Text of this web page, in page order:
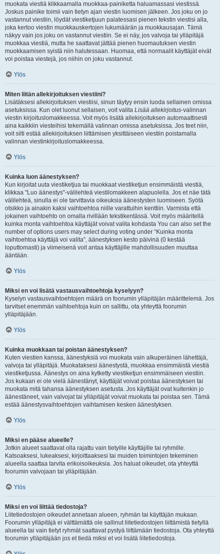
muokata viestiä klikkaamalla muokkaa-painiketta haluamassasi viestissä.
Joskus painike toimii vain tietyn ajan viestin luomisen jälkeen. Jos joku on jo
vastannut viestiin, löydät viestiketjuun palatessasi pienen tekstin viestisi alla,
joka kertoo viestin muokkauskertojen lukumäärän ja muokkausajan. Tämä
näkyy vain jos joku on vastannut viestiin. Se ei näy, jos valvoja tai ylläpitäjä
muokkaa viestiä, mutta he saattavat jättää pienen huomautuksen viestin
muokkaamisen syistä niin halutessaan. Huomaa, että normaalit käyttäjät eivät
voi poistaa viestejä, jos niihin on joku vastannut.
Ylös
Miten liitän allekirjoituksen viestiini?
Lisätäksesi allekirjoituksen viestiisi, sinun täytyy ensin luoda sellainen omissa
asetuksissa. Kun olet luonut sellaisen, voit valita Lisää allekirjoitus-valinnan
viestin kirjoituslomakkeessa. Voit myös lisätä allekirjoituksen automaattisesti
aina kaikkiin viesteihisi tekemällä valinnan omissa asetuksissa. Jos teet niin,
voit silti estää allekirjoituksen liittämisen yksittäiseen viestiin poistamalla
valinnan viestinkirjoituslomakkeessa.
Ylös
Kuinka luon äänestyksen?
Kun kirjoitat uuta viestiketjua tai muokkaat viestiketjun ensimmäistä viestiä,
klikkaa "Luo äänestys"-välilehteä viestilomakkeen alapuolella. Jos et näe tätä
välilehteä, sinulla ei ole tarvittavia oikeuksia äänestysten luomiseen. Syötä
otsikko ja ainakin kaksi vaihtoehtoa niille varattuihin kenttiin. Varmista että
jokainen vaihtoehto on omalla rivillään tekstikentässä. Voit myös määritellä
kuinka monta vaihtoehtoa käyttäjät voivat valita kohdasta You can also set the
number of options users may select during voting under “Kuinka monta
vaihtoehtoa käyttäjä voi valita”, äänestyksen kesto päivinä (0 kestää
loputtomasti) ja viimeisenä voit antaa käyttäjille mahdollisuuden muuttaa
ääntään.
Ylös
Miksi en voi lisätä vastausvaihtoehtoja kyselyyn?
Kyselyn vastausvaihtoehtojen määrä on foorumin ylläpitäjän määrittelemä. Jos
tarvitset enemmän vaihtoehtoja kuin on sallittu, ota yhteyttä foorumin
ylläpitäjään.
Ylös
Kuinka muokkaan tai poistan äänestyksen?
Kuten viestien kanssa, äänestyksiä voi muokata vain alkuperäinen lähettäjä,
valvoja tai ylläpitäjä. Muokataksesi äänestystä, muokkaa ensimmäistä viestiä
viestiketjussa. Äänestys on aina kytketty viestiketjun ensimmäiseen viestiin.
Jos kukaan ei ole vielä äänestänyt, käyttäjät voivat poistaa äänestyksen tai
muokata mitä tahansa äänestyksen asetusta. Jos käyttäjät ovat kuitenkin jo
äänestäneet, vain valvojat tai ylläpitäjät voivat muokata tai poistaa sen. Tämä
estää äänestysvaihtoehtojen vaihtamisen kesken äänestyksen.
Ylös
Miksi en pääse alueelle?
Jotkin alueet saattavat olla rajattu vain tietyille käyttäjille tai ryhmille.
Katsoaksesi, lukeaksesi, kirjoittaaksesi tai muiden toimintojen tekeminen
alueella saattaa tarvita erikoisoikeuksia. Jos haluat oikeudet, ota yhteyttä
foorumin valvojaan tai ylläpitäjään.
Ylös
Miksi en voi liittää tiedostoja?
Liitetiedostojen oikeudet annetaan alueen, ryhmän tai käyttäjän mukaan.
Foorumin ylläpitäjä ei välttämättä ole sallinut liitetiedostojen liittämistä tietyllä
alueella tai vain tietyt ryhmät saattavat pystyä liittämään tiedostoja. Ota yhteyttä
foorumin ylläpitäjään jos et tiedä miksi et voi lisätä liitetiedostoja.